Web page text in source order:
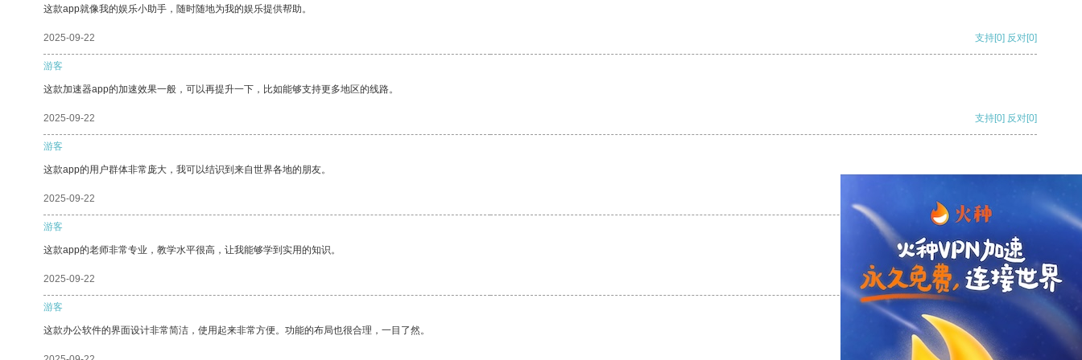
这款app就像我的娱乐小助手，随时随地为我的娱乐提供帮助。
2025-09-22 支持[0] 反对[0]
游客
这款加速器app的加速效果一般，可以再提升一下，比如能够支持更多地区的线路。
2025-09-22 支持[0] 反对[0]
游客
这款app的用户群体非常庞大，我可以结识到来自世界各地的朋友。
2025-09-22
游客
这款app的老师非常专业，教学水平很高，让我能够学到实用的知识。
2025-09-22 支持 [0] 反对[0]
游客
这款办公软件的界面设计非常简洁，使用起来非常方便。功能的布局也很合理，一目了然。